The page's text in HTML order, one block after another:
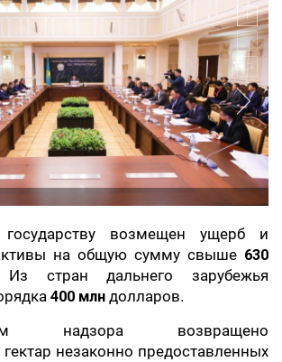
государству возмещен ущерб и
на общую сумму свыше 630
стран дальнего зарубежья
400 млн долларов.
надзора возвращено
гектар незаконно предоставленных